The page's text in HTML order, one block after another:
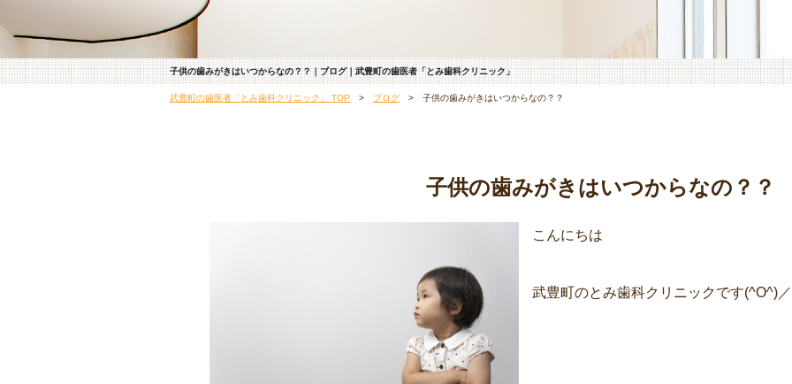
子供の歯みがきはいつからなの？？｜ブログ｜武豊町の歯医者「とみ歯科クリニック」
武豊町の歯医者「とみ歯科クリニック」 TOP > ブログ > 子供の歯みがきはいつからなの？？
子供の歯みがきはいつからなの？？
こんにちは
武豊町のとみ歯科クリニックです(^O^)／